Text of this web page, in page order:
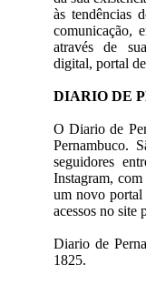
às tendências
comunicação,
através de
digital, portal
DIARIO DE
O Diario de
Pernambuco.
seguidores
Instagram,
um novo portal
acessos no site
Diario de
1825.